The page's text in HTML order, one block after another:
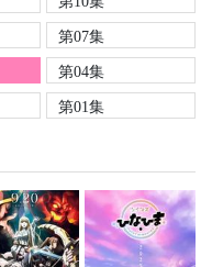
第07集
第04集
第01集